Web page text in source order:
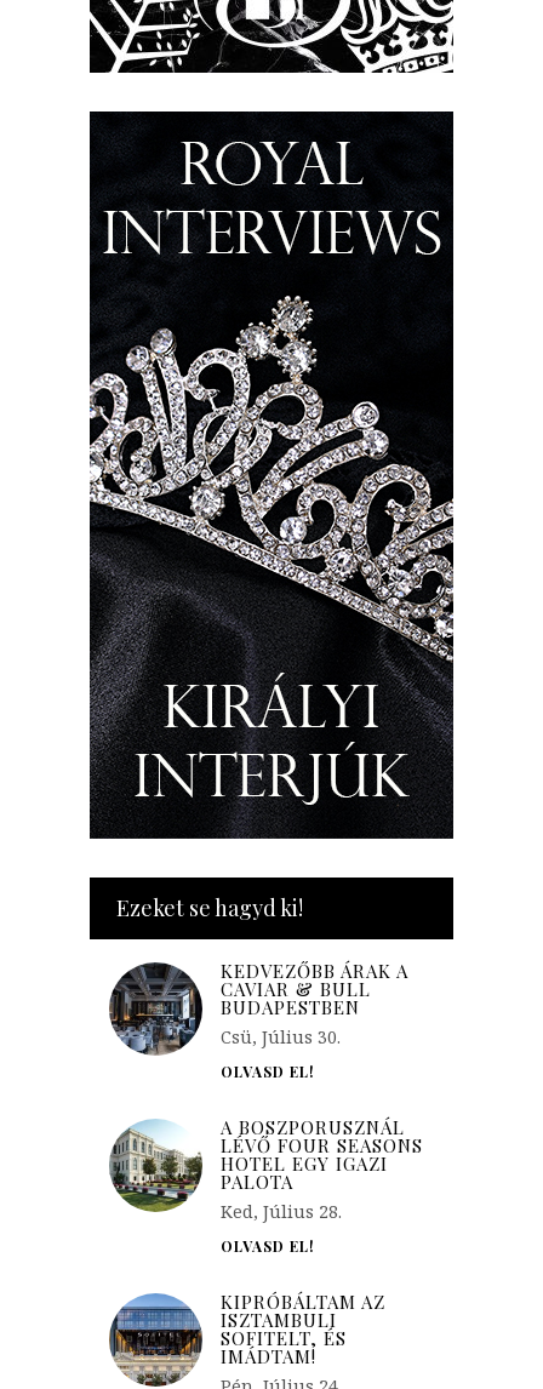
Ezeket se hagyd ki!
KEDVEZŐBB ÁRAK A
CAVIAR & BULL
BUDAPESTBEN
Csü, Július 30.
OLVASD EL!
A BOSZPORUSZNÁL
LÉVŐ FOUR SEASONS
HOTEL EGY IGAZI
PALOTA
Ked, Július 28.
OLVASD EL!
KIPRÓBÁLTAM AZ
ISZTAMBULI
SOFITELT, ÉS
IMÁDTAM!